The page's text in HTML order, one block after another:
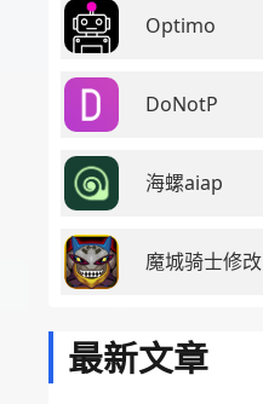
Optimo
DoNotP
海螺aiap
魔城骑士修改
最新文章